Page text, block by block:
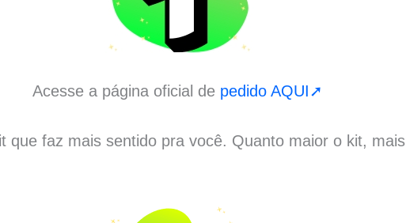
Acesse a página oficial de pedido AQUI➚
que faz mais sentido pra você. Quanto maior o kit, mais